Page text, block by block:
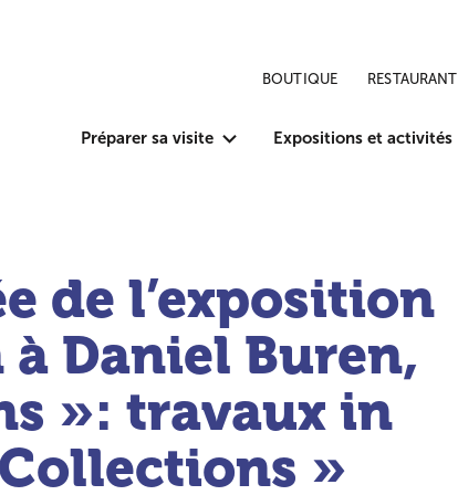
Préparer sa visite Expositions et activités
BOUTIQUE RESTAURANT
de l’exposition
Daniel Buren,
»: travaux in
»